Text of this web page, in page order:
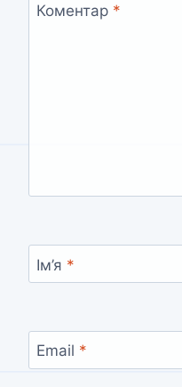
Коментар *
Ім’я *
Email *